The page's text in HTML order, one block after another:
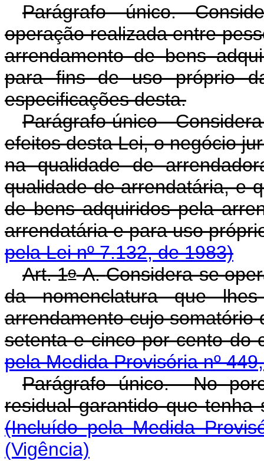
Parágrafo único.
operação realizada entre
arrendamento de bens
para fins de uso próprio
especificações desta.
Parágrafo único -
efeitos desta Lei, o negócio
na qualidade de
qualidade de arrendatária, e
de bens adquiridos pela
arrendatária e para
pela Lei nº 7.132, de 1983)
Art. 1o-A.Considera-se
da nomenclatura que
arrendamento cujo somatório
setenta e cinco por
pela Medida Provisória nº
Parágrafo único. No
residual garantido
(Incluído pela Medida
(Vigência)